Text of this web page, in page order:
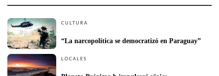
CULTURA
“La narcopolítica se democratizó en Paraguay”
LOCALES